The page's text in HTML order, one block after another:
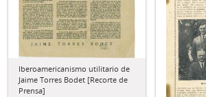
Iberoamericanismo utilitario de
Jaime Torres Bodet [Recorte de
Prensa]